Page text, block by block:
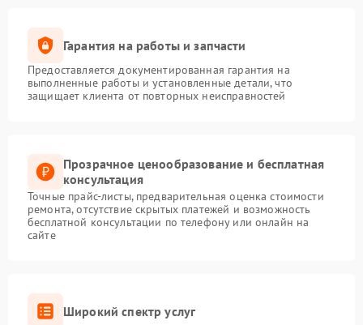
Гарантия на работы и запчасти
Предоставляется документированная гарантия на
выполненные работы и установленные детали, что
защищает клиента от повторных неисправностей
Прозрачное ценообразование и бесплатная
консультация
Точные прайс-листы, предварительная оценка стоимости
ремонта, отсутствие скрытых платежей и возможность
бесплатной консультации по телефону или онлайн на
сайте
Широкий спектр услуг